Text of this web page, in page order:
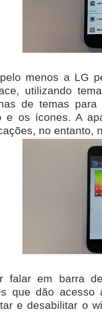
menos a LG
utilizando
de temas
e os ícones. A
no entanto,
falar em barra
que dão acesso
e desabilitar o